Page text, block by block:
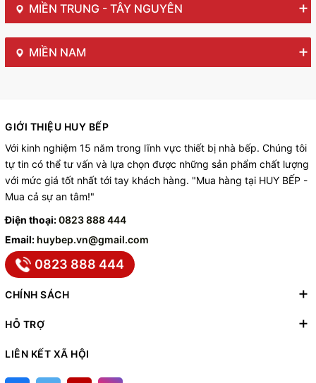
MIỀN TRUNG - TÂY NGUYÊN
MIỀN NAM
GIỚI THIỆU HUY BẾP
Với kinh nghiệm 15 năm trong lĩnh vực thiết bị nhà bếp. Chúng tôi
tự tin có thể tư vấn và lựa chọn được những sản phẩm chất lượng
với mức giá tốt nhất tới tay khách hàng. "Mua hàng tại HUY BẾP -
Mua cả sự an tâm!"
Điện thoại:0823 888 444
Email: huybep.vn@gmail.com
0823 888 444
CHÍNH SÁCH
HỖ TRỢ
LIÊN KẾT XÃ HỘI